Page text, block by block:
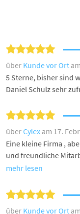
über Kunde vor Ort
5 Sterne, bisher sind
Daniel Schulz sehr
überCylex am 17.
Eine kleine Firma ,
und freundliche
mehr lesen
über Kunde vor Ort